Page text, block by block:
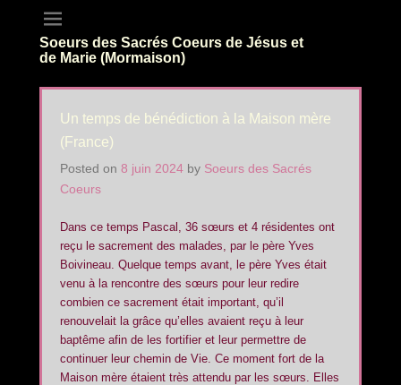
Soeurs des Sacrés Coeurs de Jésus et
de Marie (Mormaison)
Un temps de bénédiction à la Maison mère
(France)
Posted on 8 juin 2024 by Soeurs des Sacrés
Coeurs
Dans ce temps Pascal, 36 sœurs et 4 résidentes ont
reçu le sacrement des malades, par le père Yves
Boivineau. Quelque temps avant, le père Yves était
venu à la rencontre des sœurs pour leur redire
combien ce sacrement était important, qu’il
renouvelait la grâce qu’elles avaient reçu à leur
baptême afin de les fortifier et leur permettre de
continuer leur chemin de Vie. Ce moment fort de la
Maison mère étaient très attendu par les sœurs. Elles